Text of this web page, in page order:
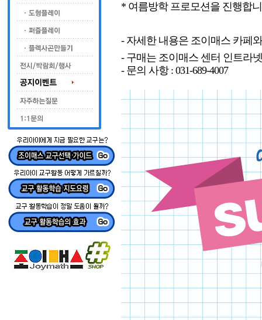
* 여름방학 프로모션을 진행합
- 자세한 내용은 조이매스 카페
- 구매는 조이매스 센터 인트라
- 문의 사항 : 031-689-4007